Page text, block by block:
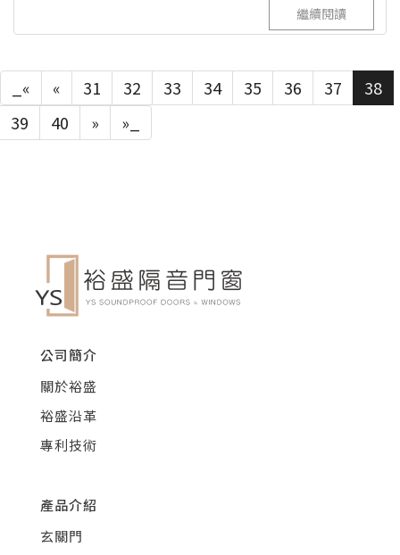
繼續閱讀
_« « 31 32 33 34 35 36 37
38
39
40 » »_
公司簡介
關於裕盛
裕盛沿革
專利技術
產品介紹
玄關門